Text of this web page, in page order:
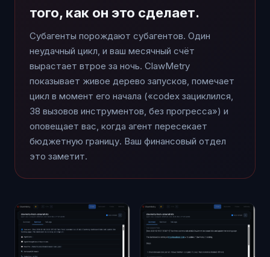
того, как он это сделает.
Субагенты порождают субагентов. Один
неудачный цикл, и ваш месячный счёт
вырастает втрое за ночь. ClawMetry
показывает живое дерево запусков, помечает
цикл в момент его начала («codex зациклился,
38 вызовов инструментов, без прогресса») и
оповещает вас, когда агент пересекает
бюджетную границу. Ваш финансовый отдел
это заметит.